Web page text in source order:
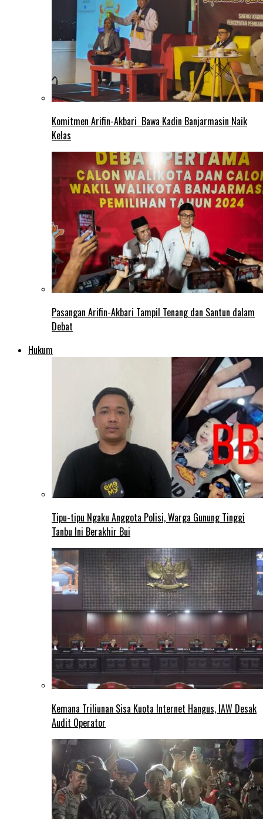
Komitmen Arifin-Akbari Bawa Kadin Banjarmasin Naik
Kelas
Pasangan Arifin-Akbari Tampil Tenang dan Santun dalam
Debat
Hukum
Tipu-tipu Ngaku Anggota Polisi, Warga Gunung Tinggi
Tanbu Ini Berakhir Bui
Kemana Triliunan Sisa Kuota Internet Hangus, IAW Desak
Audit Operator